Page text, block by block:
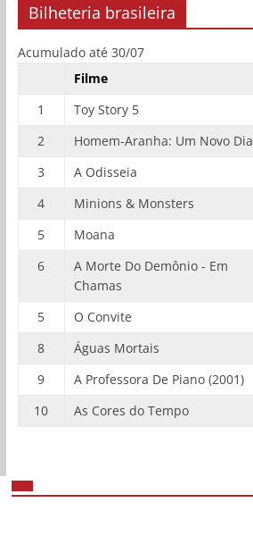
Bilheteria brasileira
Acumulado até 30/07
Filme
1
Toy Story 5
2
Homem-Aranha: Um Novo Dia
3
A Odisseia
4
Minions & Monsters
5
Moana
6
A Morte Do Demônio - Em
Chamas
5 O Convite
8
Águas Mortais
9
A Professora De Piano (2001)
10
As Cores do Tempo